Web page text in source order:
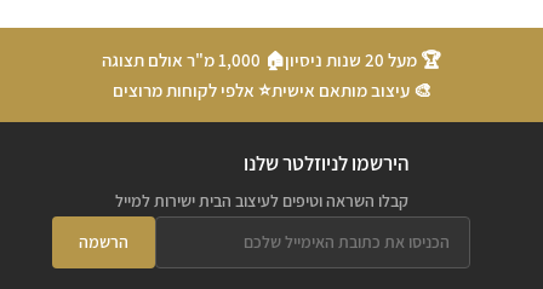
🏆 מעל 20 שנות ניסיון
🏠 1,000 מ"ר אולם תצוגה
🎨 עיצוב מותאם אישית⭐ אלפי לקוחות מרוצים
הירשמו לניוזלטר שלנו
קבלו השראה וטיפים לעיצוב הבית ישירות למייל
הרשמה